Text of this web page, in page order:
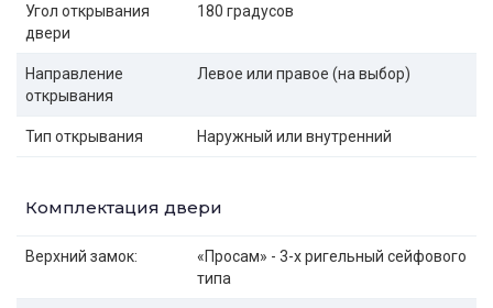
Угол открывания
двери
180 градусов
Направление
открывания
Левое или правое (на выбор)
Тип открывания Наружный или внутренний
Комплектация двери
Верхний замок:
«Просам» - 3-х ригельный сейфового
типа